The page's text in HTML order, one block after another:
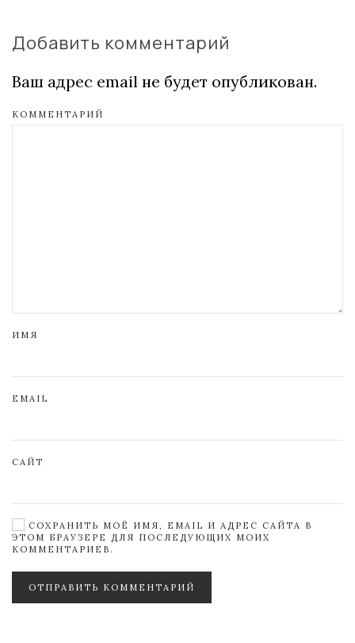
Добавить комментарий
Ваш адрес email не будет опубликован.
КОММЕНТАРИЙ
ИМЯ
EMAIL
САЙТ
СОХРАНИТЬ МОЁ ИМЯ, EMAIL И АДРЕС САЙТА В
ЭТОМ БРАУЗЕРЕ ДЛЯ ПОСЛЕДУЮЩИХ МОИХ
КОММЕНТАРИЕВ.
ОТПРАВИТЬ КОММЕНТАРИЙ